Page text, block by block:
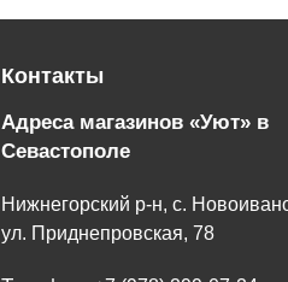
Контакты
Адреса магазинов «Уют» в
Севастополе
Нижнегорский р-н, с.
ул. Приднепровская, 78